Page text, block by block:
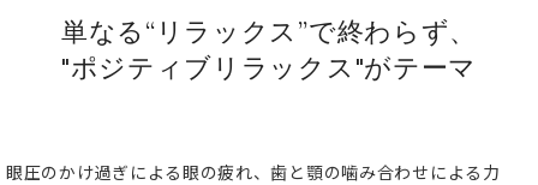
単なる“リラックス”で終わらず、
"ポジティブリラックス"がテーマ
眼圧のかけ過ぎによる眼の疲れ、歯と顎の噛み合わせによる力